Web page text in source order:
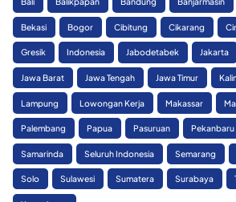
Bekasi Bogor Cibitung Cikarang
Gresik Indonesia Jabodetabek Jakarta
Jawa Barat Jawa Tengah Jawa Timur
Lampung Lowongan Kerja Makassar
Palembang Papua Pasuruan Pekanbaru
Samarinda Seluruh Indonesia Semarang
Solo Sulawesi Sumatera Surabaya